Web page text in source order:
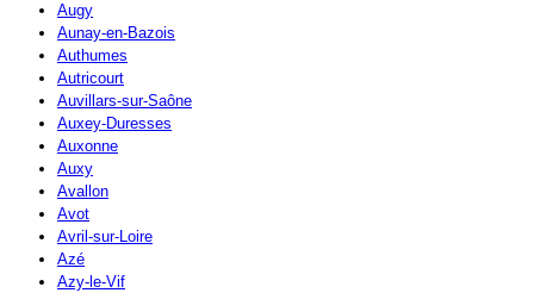
Augy
Aunay-en-Bazois
Authumes
Autricourt
Auvillars-sur-Saône
Auxey-Duresses
Auxonne
Auxy
Avallon
Avot
Avril-sur-Loire
Azé
Azy-le-Vif